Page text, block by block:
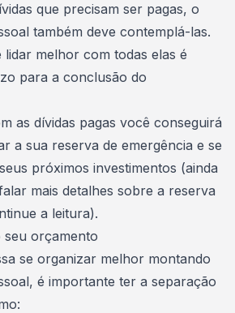
que precisam ser pagas, o
também deve contemplá-las.
melhor com todas elas é
para a conclusão do
as dívidas pagas você conseguirá
a sua reserva de emergência e se
próximos investimentos (ainda
mais detalhes sobre a reserva
a leitura).
seu orçamento
se organizar melhor montando
é importante ter a separação